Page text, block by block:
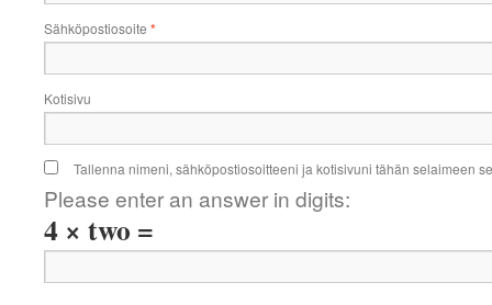
Sähköpostiosoite *
Kotisivu
Tallenna nimeni, sähköpostiosoitteeni ja kotisivuni tähän selaimeen
Please enter an answer in digits:
4 × two =